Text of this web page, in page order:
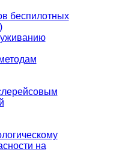
беспилотных
на